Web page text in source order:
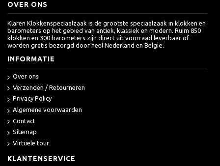
OVER ONS
Klaren Klokkenspeciaalzaak is de grootste speciaalzaak in klokken en
barometers op het gebied van antiek, klassiek en modern. Ruim 850
klokken en 300 barometers zijn direct uit voorraad leverbaar of
worden gratis bezorgd door heel Nederland en België.
INFORMATIE
Over ons
Verzenden / Retourneren
Privacy Policy
Algemene voorwaarden
Contact
Sitemap
Virtuele tour
KLANTENSERVICE